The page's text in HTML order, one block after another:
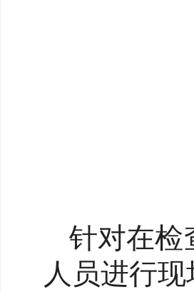
针对在检
人员进行